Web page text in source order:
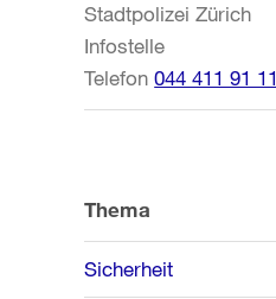
Stadtpolizei Zürich
Infostelle
Telefon 044 411 91 11
Thema
Sicherheit